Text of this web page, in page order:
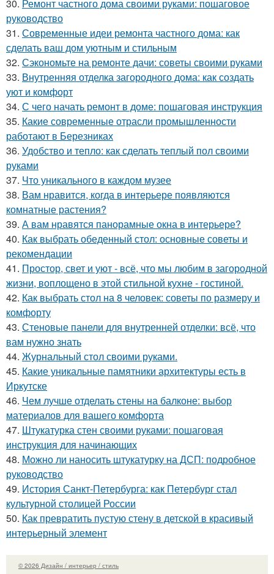
30. Ремонт частного дома своими руками: пошаговое
руководство
31. Современные идеи ремонта частного дома: как
сделать ваш дом уютным и стильным
32. Сэкономьте на ремонте дачи: советы своими руками
33. Внутренняя отделка загородного дома: как создать
уют и комфорт
34. С чего начать ремонт в доме: пошаговая инструкция
35. Какие современные отрасли промышленности
работают в Березниках
36. Удобство и тепло: как сделать теплый пол своими
руками
37. Что уникального в каждом музее
38. Вам нравится, когда в интерьере появляются
комнатные растения?
39. А вам нравятся панорамные окна в интерьере?
40. Как выбрать обеденный стол: основные советы и
рекомендации
41. Простор, свет и уют - всё, что мы любим в загородной
жизни, воплощено в этой стильной кухне - гостиной.
42. Как выбрать стол на 8 человек: советы по размеру и
комфорту
43. Стеновые панели для внутренней отделки: всё, что
вам нужно знать
44. Журнальный стол своими руками.
45. Какие уникальные памятники архитектуры есть в
Иркутске
46. Чем лучше отделать стены на балконе: выбор
материалов для вашего комфорта
47. Штукатурка стен своими руками: пошаговая
инструкция для начинающих
48. Можно ли наносить штукатурку на ДСП: подробное
руководство
49. История Санкт-Петербурга: как Петербург стал
культурной столицей России
50. Как превратить пустую стену в детской в красивый
интерьерный элемент
© 2026 Дизайн / интерьер / стиль